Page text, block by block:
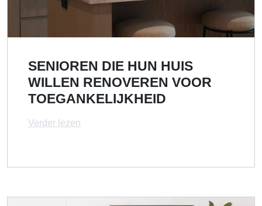
SENIOREN DIE HUN HUIS
WILLEN RENOVEREN VOOR
TOEGANKELIJKHEID
Verder lezen